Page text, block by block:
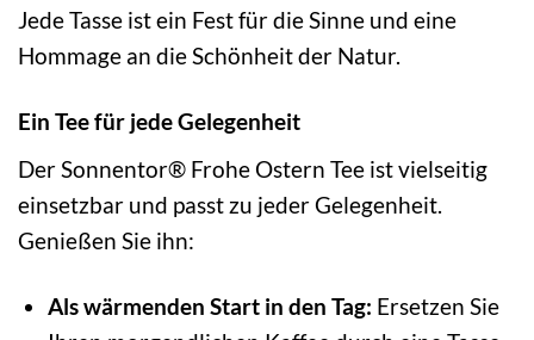
Jede Tasse ist ein Fest für die Sinne und eine
Hommage an die Schönheit der Natur.
Ein Tee für jede Gelegenheit
Der Sonnentor® Frohe Ostern Tee ist vielseitig
einsetzbar und passt zu jeder Gelegenheit.
Genießen Sie ihn:
Als wärmenden Start in den Tag: Ersetzen Sie